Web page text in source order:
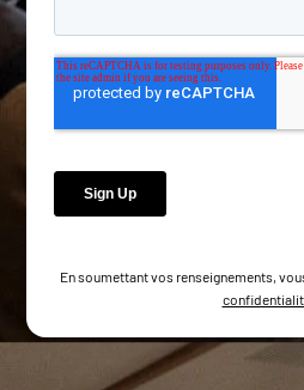
En soumettant vos renseignements,